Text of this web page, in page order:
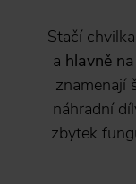
Stačí
a hlavně
znamenají
náhradní
zbytek